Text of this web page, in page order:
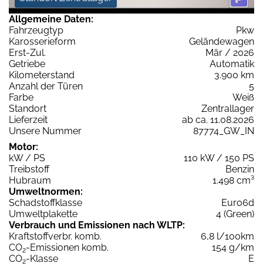
Allgemeine Daten:
Fahrzeugtyp
Pkw
Karosserieform
Geländewagen
Erst-Zul.
Mär / 2026
Getriebe
Automatik
Kilometerstand
3.900 km
Anzahl der Türen
5
Farbe
Weiß
Standort
Zentrallager
Lieferzeit
ab ca. 11.08.2026
Unsere Nummer
87774_GW_IN
Motor:
kW / PS
110 kW / 150 PS
Treibstoff
Benzin
Hubraum
1.498 cm³
Umweltnormen:
Schadstoffklasse
Euro6d
Umweltplakette
4 (Green)
Verbrauch und Emissionen nach WLTP:
Kraftstoffverbr. komb.
6,8 l/100km
CO2-Emissionen komb.
154 g/km
CO2-Klasse
E